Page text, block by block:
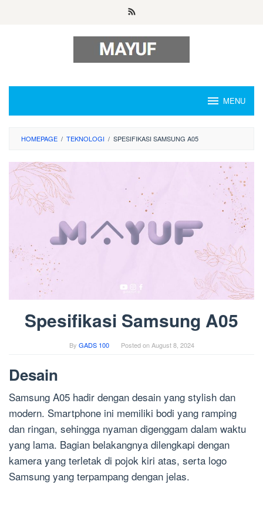
MENU
HOMEPAGE / TEKNOLOGI / SPESIFIKASI SAMSUNG A05
Spesifikasi Samsung A05
By GADS 100 Posted onAugust 8, 2024
Desain
Samsung A05 hadir dengan desain yang stylish dan
modern. Smartphone ini memiliki bodi yang ramping
dan ringan, sehingga nyaman digenggam dalam waktu
yang lama. Bagian belakangnya dilengkapi dengan
kamera yang terletak di pojok kiri atas, serta logo
Samsung yang terpampang dengan jelas.